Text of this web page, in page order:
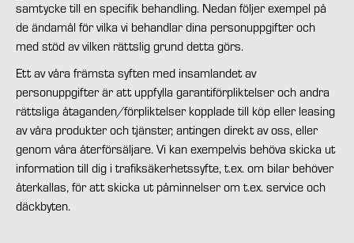
samtycke till en specifik behandling. Nedan följer exempel på
de ändamål för vilka vi behandlar dina personuppgifter och
med stöd av vilken rättslig grund detta görs.
Ett av våra främsta syften med insamlandet av
personuppgifter är att uppfylla garantiförpliktelser och andra
rättsliga åtaganden/förpliktelser kopplade till köp eller leasing
av våra produkter och tjänster, antingen direkt av oss, eller
genom våra återförsäljare. Vi kan exempelvis behöva skicka ut
information till dig i trafiksäkerhetssyfte, t.ex. om bilar behöver
återkallas, för att skicka ut påminnelser om t.ex. service och
däckbyten.